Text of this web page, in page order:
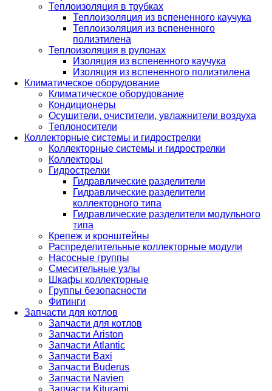
Теплоизоляция в трубках
Теплоизоляция из вспененного каучука
Теплоизоляция из вспененного
полиэтилена
Теплоизоляция в рулонах
Изоляция из вспененного каучука
Изоляция из вспененного полиэтилена
Климатическое оборудование
Климатическое оборудование
Кондиционеры
Осушители, очистители, увлажнители воздуха
Теплоносители
Коллекторные системы и гидрострелки
Коллекторные системы и гидрострелки
Коллекторы
Гидрострелки
Гидравлические разделители
Гидравлические разделители
коллекторного типа
Гидравлические разделители модульного
типа
Крепеж и кронштейны
Распределительные коллекторные модули
Насосные группы
Смесительные узлы
Шкафы коллекторные
Группы безопасности
Фитинги
Запчасти для котлов
Запчасти для котлов
Запчасти Ariston
Запчасти Atlantic
Запчасти Baxi
Запчасти Buderus
Запчасти Navien